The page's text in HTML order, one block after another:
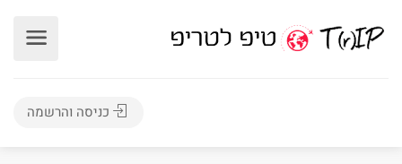
כניסה והרשמה